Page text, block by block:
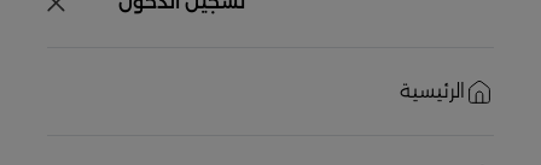
الرئيسية